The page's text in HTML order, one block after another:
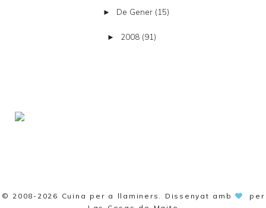
► De Gener (15)
► 2008 (91)
© 2008-2026 Cuina per a llaminers . Dissenyat amb
per